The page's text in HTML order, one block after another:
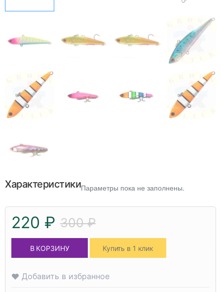
ХарактеристикиПараметры пока не заполнены.
220 ₽ 300 ₽
В КОРЗИНУ Купить в 1 клик
Добавить в избранное